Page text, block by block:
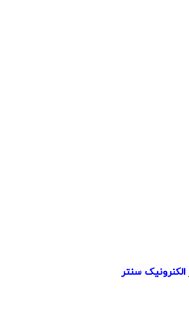
الکنرونیک سنتر